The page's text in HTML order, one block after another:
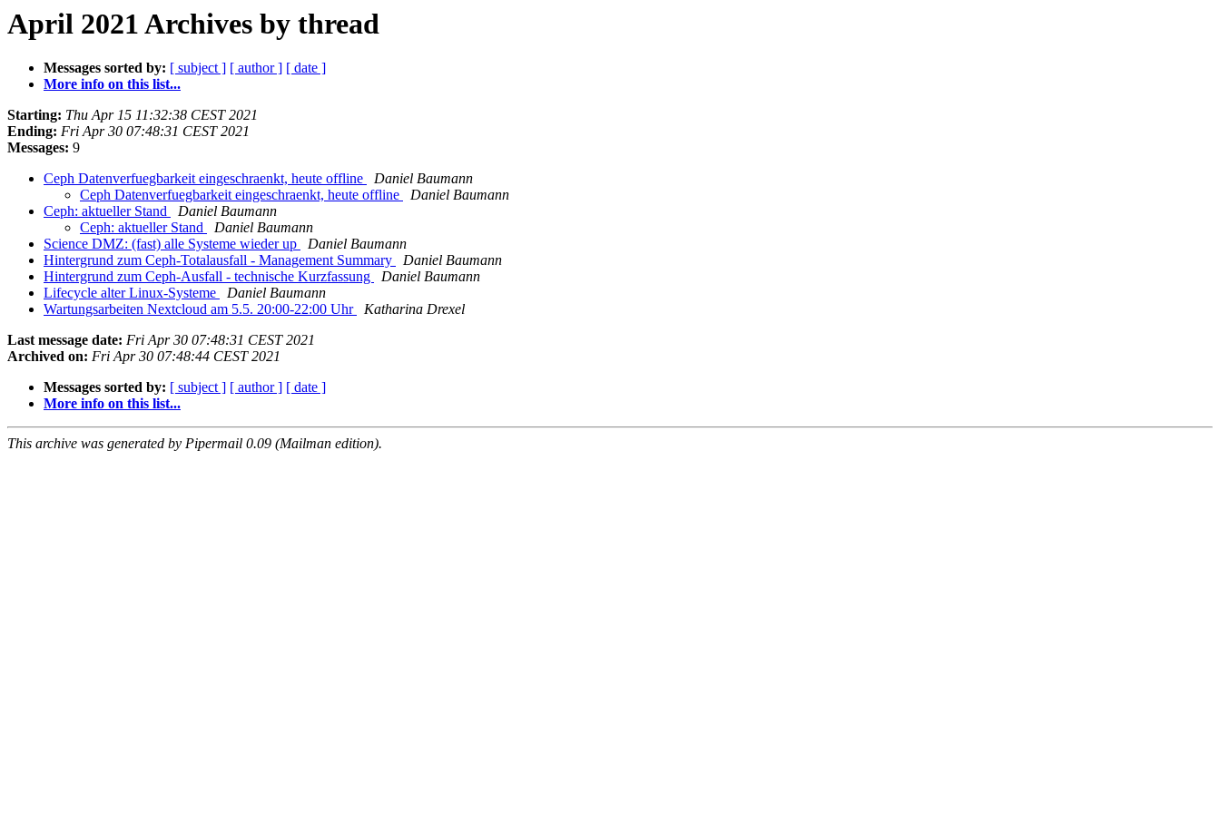
April 2021 Archives by thread
Messages sorted by: [ subject ] [ author ] [ date ]
More info on this list...
Starting: Thu Apr 15 11:32:38 CEST 2021
Ending: Fri Apr 30 07:48:31 CEST 2021
Messages: 9
Ceph Datenverfuegbarkeit eingeschraenkt, heute offline
Daniel Baumann
Ceph Datenverfuegbarkeit eingeschraenkt, heute offline
Daniel Baumann
Ceph: aktueller Stand
Daniel Baumann
Ceph: aktueller Stand
Daniel Baumann
Science DMZ: (fast) alle Systeme wieder up
Daniel Baumann
Hintergrund zum Ceph-Totalausfall - Management Summary
Daniel Baumann
Hintergrund zum Ceph-Ausfall - technische Kurzfassung
Daniel Baumann
Lifecycle alter Linux-Systeme
Daniel Baumann
Wartungsarbeiten Nextcloud am 5.5. 20:00-22:00 Uhr
Katharina Drexel
Last message date: Fri Apr 30 07:48:31 CEST 2021
Archived on: Fri Apr 30 07:48:44 CEST 2021
Messages sorted by: [ subject ] [ author ] [ date ]
More info on this list...
This archive was generated by Pipermail 0.09 (Mailman edition).